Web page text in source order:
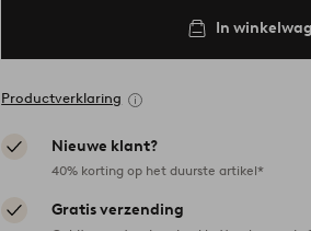
In
Productverklaring
Nieuwe klant?
40% korting op het duurste artikel*
Gratis verzending